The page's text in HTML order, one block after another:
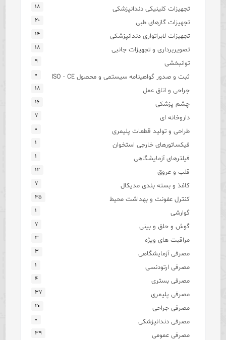
تجهیزات کلینیکی دندانپزشکی ۱۸
تجهیزات گازهای طبی ۲۰
تجهیزات لابراتواری دندانپزشکی ۱۴
تصویربرداری و تجهیزات جانبی ۱۸
توانبخشی ۹
ثبت و صدور گواهینامه سیستمی و محصول ISO - CE ۰
جراحی و اتاق عمل ۱۸
چشم پزشکی ۱۶
داروخانه ای ۷
طراحی و تولید قطعات پلیمری ۰
فیکساتورهای خارجی استخوان ۱
فیلترهای آزمایشگاهی ۱
قلب و عروق ۱۲
کاغذ و بسته بندی مدیکال ۷
کنترل عفونت و بهداشت محیط ۳۵
گوارشی ۱
گوش و حلق و بینی ۷
مراقبت های ویژه ۳
مصرفی آزمایشگاهی ۳
مصرفی ارتودنسی ۱
مصرفی بستری ۴
مصرفی پلیمری ۳۷
مصرفی جراحی ۲۰
مصرفی دندانپزشکی ۰
مصرفی عمومی ۳۹